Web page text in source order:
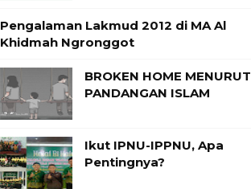
Pengalaman Lakmud 2012 di MA Al
Khidmah Ngronggot
BROKEN HOME MENURUT
PANDANGAN ISLAM
Ikut IPNU-IPPNU, Apa
Pentingnya?